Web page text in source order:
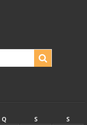
Q S
S